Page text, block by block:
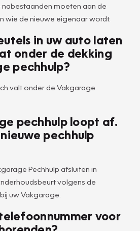
moeten aan de
wie de nieuwe eigenaar wordt.
in uw auto laten
onder de dekking
pechhulp?
valt onder de Vakgarage
pechhulp loopt af.
pechhulp
Pechhulp afsluiten in
volgens de
uw Vakgarage.
voor